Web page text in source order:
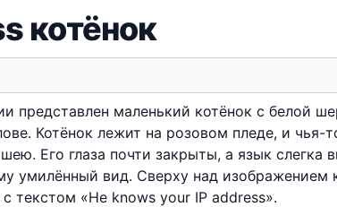
котёнок
представлен маленький котёнок с белой
Котёнок лежит на розовом пледе, и чья-
Его глаза почти закрыты, а язык слегка
умилённый вид. Сверху над изображением
текстом «He knows your IP address».